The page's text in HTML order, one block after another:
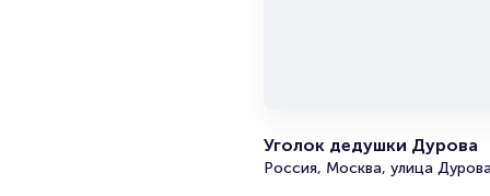
Уголок дедушки Дурова
Россия, Москва, улица